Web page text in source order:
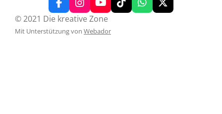
F
a
c
e
I
n
s
t
Y
o
u
T
T
i
W
h
X
© 2021 Die kreative Zone
Mit Unterstützung von Webador